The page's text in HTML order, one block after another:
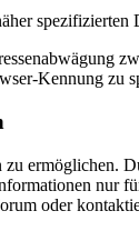
Kennung
nur
oder